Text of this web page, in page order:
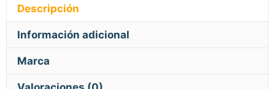
Descripción
Información adicional
Marca